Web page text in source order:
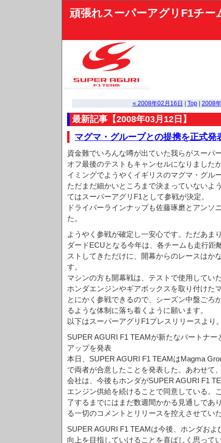
頑張れスーパーアグリF1チー
« 2008年02月16日 Top| 2008
最新記事【2008年03月12日】
マグマ・グループとの提携を正式発
資金難でいろんな噂が出ていた我らがスーパ
オフ最後のテストもキャンセルになりました
イミングでようやくイギリスのマグマ・グル
ただまだ細かいところまで決まっていないよ
てはスーパーアグリF1として参戦が決定。
ドライバーラインナップも佐藤琢磨とアンソ
た。
ようやく参戦が確定し一安心です。ただあま
ダードECUとなる今年は、各チームも走行距
ストしてきただけに、開幕からのレースはか
す。
マシンの方も開幕戦は、テストで使用してい
ホンダエンジンやギアボックスを取り付けた
とにかく参戦できるので、シーズン中盤ごろ
るような体制に落ち着くように願います。
以下はスーパーアグリF1プレスリリースより
SUPER AGURI F1 TEAMが新たなパートナ
アップを発表
本日、SUPER AGURI F1 TEAMはMagma
で両者が合意したことを発表した。あわせて
会社は、今後もホンダがSUPER AGURI F1
エンジン供給を続けることで同意している。
了するまでにはまだ数週間かかる見通しであ
る一切のコメントとリリースを控えさせてい
SUPER AGURI F1 TEAMは今後、ホンダお
向上を目指していけることを喜ばしく思って